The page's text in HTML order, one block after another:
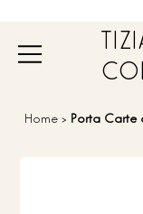
Home > Porta Carte